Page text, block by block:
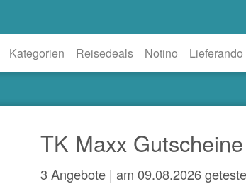
Kategorien Reisedeals Notino Lieferando
TK Maxx
3 Angebote | am 09.08.2026